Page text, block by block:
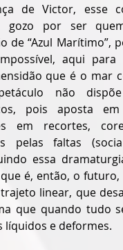
de Victor, esse
gozo por ser
de “Azul Marítimo”,
aqui para
que é o mar
não
pois aposta
em recortes,
pelas faltas
essa
é, então, o futuro,
linear, que
que quando tudo
líquidos e deformes.